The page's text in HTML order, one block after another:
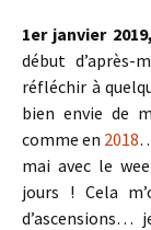
1er janvier 2019,
début
réfléchir à
bien envie de
comme en 2018
mai avec le
jours ! Cela
d’ascensions…